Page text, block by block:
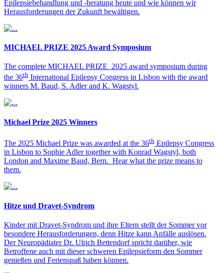
Epilepsiebehandlung und -beratung heute und wie können wir
Herausforderungen der Zukunft bewältigen.
MICHAEL PRIZE 2025 Award Symposium
The complete MICHAEL PRIZE 2025 award symposium during
the 36th International Epilepsy Congress in Lisbon with the award
winners M. Baud, S. Adler and K. Wagstyl.
Michael Prize 2025 Winners
The 2025 Michael Prize was awarded at the 36th Epilepsy Congress
in Lisbon to Sophie Adler together with Konrad Wagstyl, both
London and Maxime Baud, Bern. Hear what the prize means to
them.
Hitze und Dravet-Syndrom
Kinder mit Dravet-Syndrom und ihre Eltern stellt der Sommer vor
besondere Herausforderungen, denn Hitze kann Anfälle auslösen.
Der Neuropädiater Dr. Ulrich Bettendorf spricht darüber, wie
Betroffene auch mit dieser schweren Epilepsieform den Sommer
genießen und Ferienspaß haben können.